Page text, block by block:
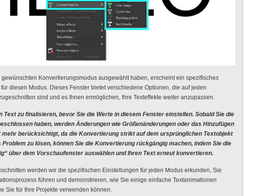
gewünschten Konvertierungsmodus ausgewählt haben, erscheint ein spezifisches
diesen Modus. Dieses Fenster bietet verschiedene Optionen, die auf jeden
sind und es Ihnen ermöglichen, Ihre Texteffekte weiter anzupassen.
Text zu finalisieren, bevor Sie die Werte in diesem Fenster einstellen. Sobald Sie die
haben, werden Änderungen wie Größenänderungen oder das Hinzufügen
mehr berücksichtigt, da die Konvertierung strikt auf dem ursprünglichen Textobjekt
zu lösen, können Sie die Konvertierung rückgängig machen, indem Sie die
über dem Vorschaufenster auswählen und Ihren Text erneut konvertieren.
werden wir die spezifischen Einstellungen für jeden Modus erkunden, Sie
führen und demonstrieren, wie Sie einige einfache Textanimationen
Sie für Ihre Projekte verwenden können.